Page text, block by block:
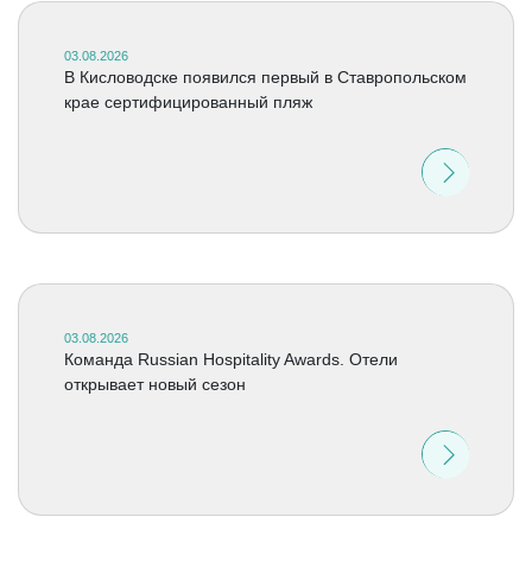
03.08.2026
В Кисловодске появился первый в Ставропольском
крае сертифицированный пляж
03.08.2026
Команда Russian Hospitality Awards. Отели
открывает новый сезон